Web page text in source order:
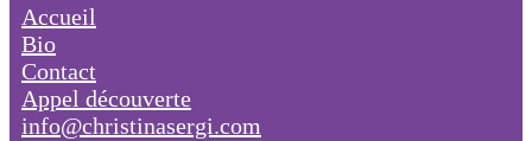
Accueil
Bio
Contact
Appel découverte
info@christinasergi.com